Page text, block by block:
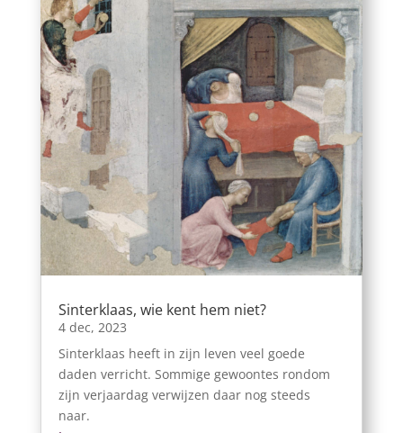
Sinterklaas, wie kent hem niet?
4 dec, 2023
Sinterklaas heeft in zijn leven veel goede
daden verricht. Sommige gewoontes rondom
zijn verjaardag verwijzen daar nog steeds
naar.